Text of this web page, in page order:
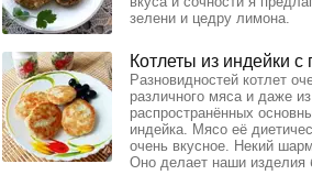
зелени и цедру лимона.
Котлеты из индейки
Разновидностей котлет
различного мяса и даже
распространённых
индейка. Мясо её
очень вкусное. Некий
Оно делает наши изделия